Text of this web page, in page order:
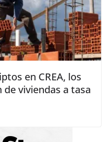
en CREA, los
viviendas a tasa